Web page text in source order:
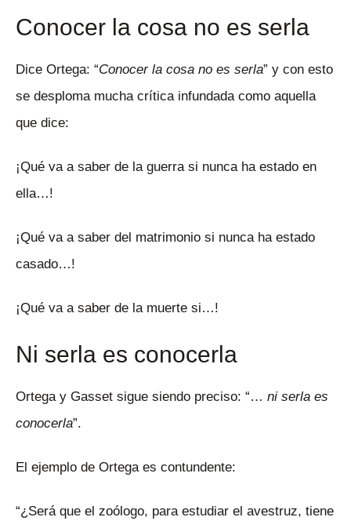
Conocer la cosa no es serla
Dice Ortega: “Conocer la cosa no es serla” y con esto
se desploma mucha crítica infundada como aquella
que dice:
¡Qué va a saber de la guerra si nunca ha estado en
ella…!
¡Qué va a saber del matrimonio si nunca ha estado
casado…!
¡Qué va a saber de la muerte si…!
Ni serla es conocerla
Ortega y Gasset sigue siendo preciso: “… ni serla es
conocerla”.
El ejemplo de Ortega es contundente:
“¿Será que el zoólogo, para estudiar el avestruz, tiene